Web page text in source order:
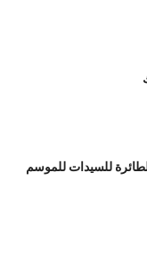
للسيدات للموسم